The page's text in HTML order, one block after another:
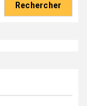
Rechercher